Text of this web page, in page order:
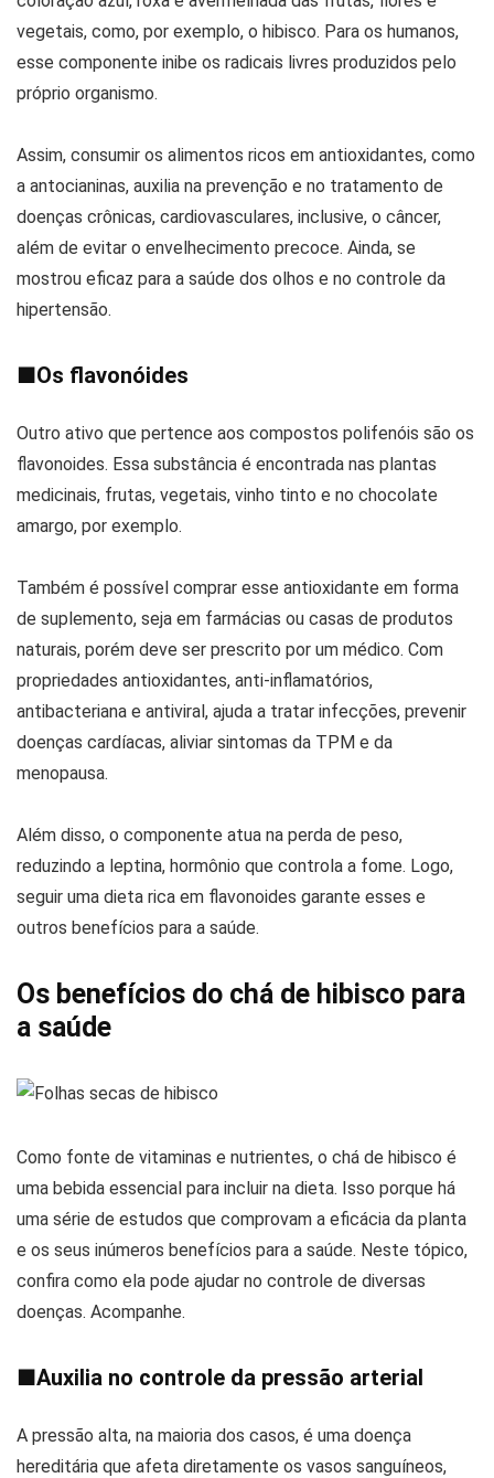
vegetais, como, por exemplo, o hibisco. Para os humanos,
esse componente inibe os radicais livres produzidos pelo
próprio organismo.
Assim, consumir os alimentos ricos em antioxidantes, como
a antocianinas, auxilia na prevenção e no tratamento de
doenças crônicas, cardiovasculares, inclusive, o câncer,
além de evitar o envelhecimento precoce. Ainda, se
mostrou eficaz para a saúde dos olhos e no controle da
hipertensão.
■Os flavonóides
Outro ativo que pertence aos compostos polifenóis são os
flavonoides. Essa substância é encontrada nas plantas
medicinais, frutas, vegetais, vinho tinto e no chocolate
amargo, por exemplo.
Também é possível comprar esse antioxidante em forma
de suplemento, seja em farmácias ou casas de produtos
naturais, porém deve ser prescrito por um médico. Com
propriedades antioxidantes, anti-inflamatórios,
antibacteriana e antiviral, ajuda a tratar infecções, prevenir
doenças cardíacas, aliviar sintomas da TPM e da
menopausa.
Além disso, o componente atua na perda de peso,
reduzindo a leptina, hormônio que controla a fome. Logo,
seguir uma dieta rica em flavonoides garante esses e
outros benefícios para a saúde.
Os benefícios do chá de hibisco para
a saúde
Como fonte de vitaminas e nutrientes, o chá de hibisco é
uma bebida essencial para incluir na dieta. Isso porque há
uma série de estudos que comprovam a eficácia da planta
e os seus inúmeros benefícios para a saúde. Neste tópico,
confira como ela pode ajudar no controle de diversas
doenças. Acompanhe.
■Auxilia no controle da pressão arterial
A pressão alta, na maioria dos casos, é uma doença
hereditária que afeta diretamente os vasos sanguíneos,